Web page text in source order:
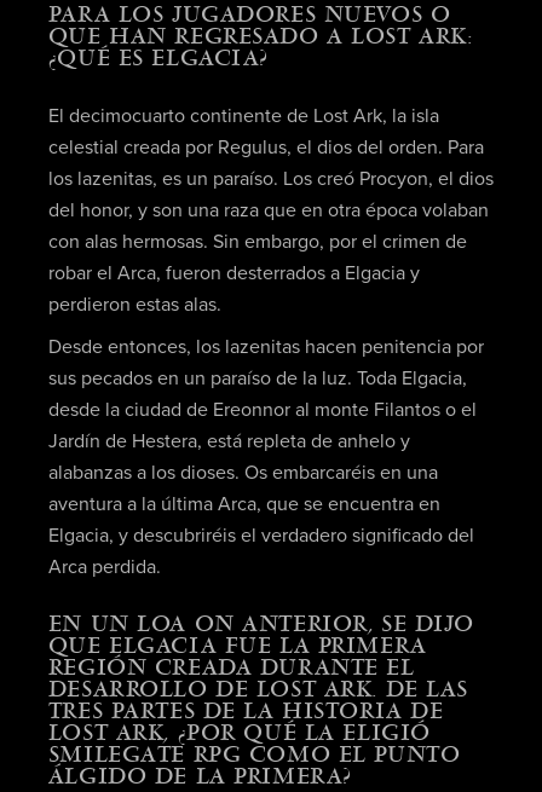
PARA LOS JUGADORES NUEVOS O
QUE HAN REGRESADO A LOST ARK:
¿QUÉ ES ELGACIA?
El decimocuarto continente de Lost Ark, la isla
celestial creada por Regulus, el dios del orden. Para
los lazenitas, es un paraíso. Los creó Procyon, el dios
del honor, y son una raza que en otra época volaban
con alas hermosas. Sin embargo, por el crimen de
robar el Arca, fueron desterrados a Elgacia y
perdieron estas alas.
Desde entonces, los lazenitas hacen penitencia por
sus pecados en un paraíso de la luz. Toda Elgacia,
desde la ciudad de Ereonnor al monte Filantos o el
Jardín de Hestera, está repleta de anhelo y
alabanzas a los dioses. Os embarcaréis en una
aventura a la última Arca, que se encuentra en
Elgacia, y descubriréis el verdadero significado del
Arca perdida.
EN UN LOA ON ANTERIOR, SE DIJO
QUE ELGACIA FUE LA PRIMERA
REGIÓN CREADA DURANTE EL
DESARROLLO DE LOST ARK. DE LAS
TRES PARTES DE LA HISTORIA DE
LOST ARK, ¿POR QUÉ LA ELIGIÓ
SMILEGATE RPG COMO EL PUNTO
ÁLGIDO DE LA PRIMERA?